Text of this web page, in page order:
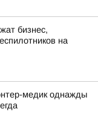
бизнес,
на
медик однажды